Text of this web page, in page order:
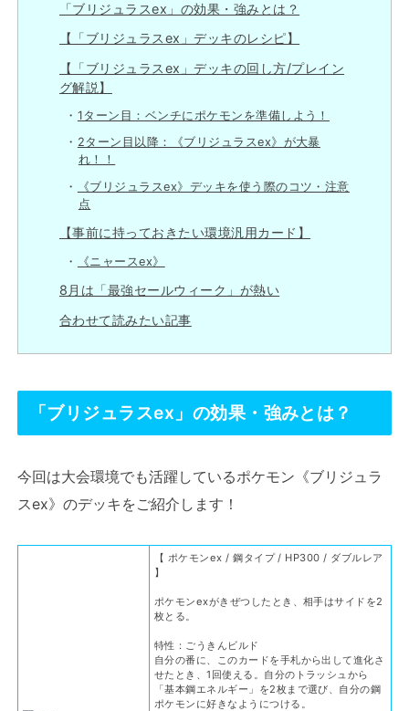
「ブリジュラスex」の効果・強みとは？
【「ブリジュラスex」デッキのレシピ】
【「ブリジュラスex」デッキの回し方/プレイン
グ解説】
1ターン目：ベンチにポケモンを準備しよう！
2ターン目以降：《ブリジュラスex》が大暴
れ！！
《ブリジュラスex》デッキを使う際のコツ・注意
点
【事前に持っておきたい環境汎用カード】
《ニャースex》
8月は「最強セールウィーク」が熱い
合わせて読みたい記事
「ブリジュラスex」の効果・強みとは？
今回は大会環境でも活躍しているポケモン《ブリジュラ
スex》のデッキをご紹介します！
【 ポケモンex / 鋼タイプ / HP300 / ダブルレア
】
ポケモンexがきぜつしたとき、相手はサイドを2
枚とる。
特性：ごうきんビルド
自分の番に、このカードを手札から出して進化さ
せたとき、1回使える。自分のトラッシュから
「基本鋼エネルギー」を2枚まで選び、自分の鋼
ポケモンに好きなようにつける。